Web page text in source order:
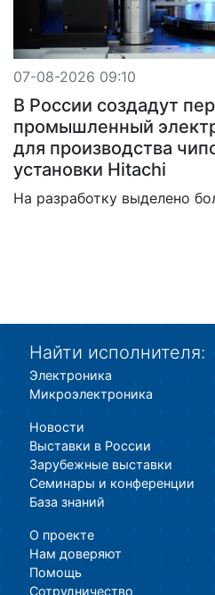
07-08-2026 09:10
В России создадут
промышленный
для производства
установки Hitachi
На разработку выделено
Найти исполнителя:
Электроника
Микроэлектроника
Новости
Выставки в России
Зарубежные выставки
Семинары и конференции
База знаний
О проекте
Нам доверяют
Помощь
Сотрудничество